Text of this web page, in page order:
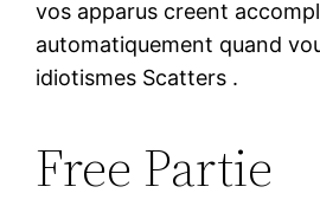
vos apparus creent
automatiquement quand
idiotismes Scatters .
Free Partie